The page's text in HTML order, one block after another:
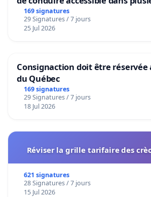
Bruxelles
169 signatures
29 Signatures / 7 jours
25 Jul 2026
Consignaction doit être
du Québec
169 signatures
29 Signatures / 7 jours
18 Jul 2026
Réviser la grille tarifaire des
621 signatures
28 Signatures / 7 jours
15 Jul 2026